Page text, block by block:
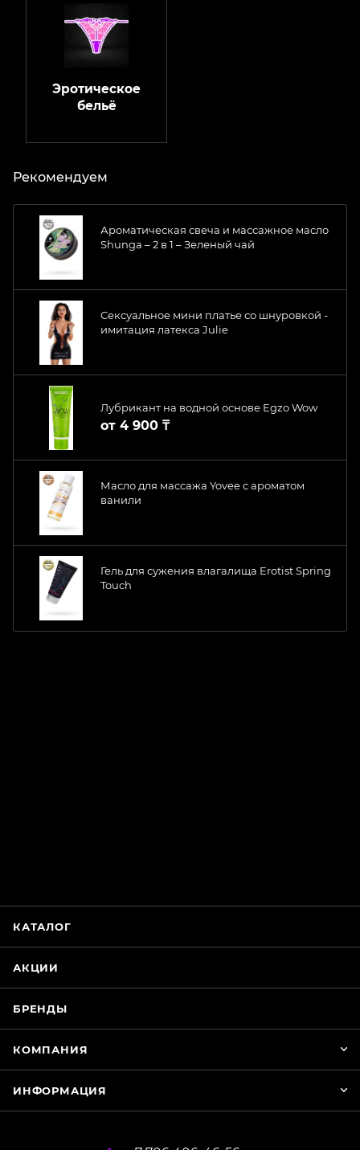
Эротическое
бельё
Рекомендуем
Ароматическая свеча и массажное масло
Shunga – 2 в 1 – Зеленый чай
Сексуальное мини платье со шнуровкой -
имитация латекса Julie
Лубрикант на водной основе Egzo Wow
от 4 900 ₸
Масло для массажа Yovee с ароматом
ванили
Гель для сужения влагалища Erotist Spring
Touch
КАТАЛОГ
АКЦИИ
БРЕНДЫ
КОМПАНИЯ
ИНФОРМАЦИЯ
WhatsApp